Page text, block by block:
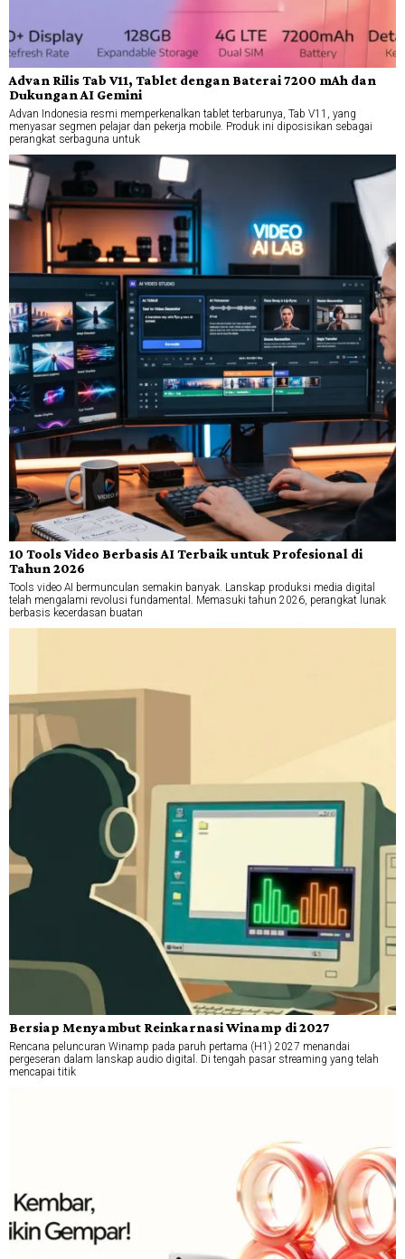
Advan Rilis Tab V11, Tablet dengan Baterai 7200 mAh dan
Dukungan AI Gemini
Advan Indonesia resmi memperkenalkan tablet terbarunya, Tab V11, yang
menyasar segmen pelajar dan pekerja mobile. Produk ini diposisikan sebagai
perangkat serbaguna untuk
10 Tools Video Berbasis AI Terbaik untuk Profesional di
Tahun 2026
Tools video AI bermunculan semakin banyak. Lanskap produksi media digital
telah mengalami revolusi fundamental. Memasuki tahun 2026, perangkat lunak
berbasis kecerdasan buatan
Bersiap Menyambut Reinkarnasi Winamp di 2027
Rencana peluncuran Winamp pada paruh pertama (H1) 2027 menandai
pergeseran dalam lanskap audio digital. Di tengah pasar streaming yang telah
mencapai titik